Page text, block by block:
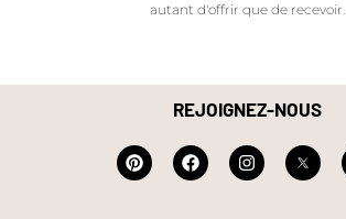
autant d'offrir que de recevoir.
REJOIGNEZ-NOUS